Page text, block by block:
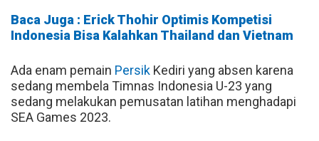
Baca Juga : Erick Thohir Optimis Kompetisi
Indonesia Bisa Kalahkan Thailand dan Vietnam
Ada enam pemain Persik Kediri yang absen karena
sedang membela Timnas Indonesia U-23 yang
sedang melakukan pemusatan latihan menghadapi
SEA Games 2023.